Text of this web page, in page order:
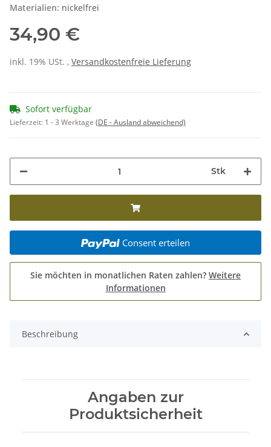
Materialien: nickelfrei
34,90 €
inkl. 19% USt. , Versandkostenfreie Lieferung
Sofort verfügbar
Lieferzeit: 1 - 3 Werktage (DE - Ausland abweichend)
Stk
Consent erteilen
Sie möchten in monatlichen Raten zahlen? Weitere
Informationen
Beschreibung
Angaben zur
Produktsicherheit